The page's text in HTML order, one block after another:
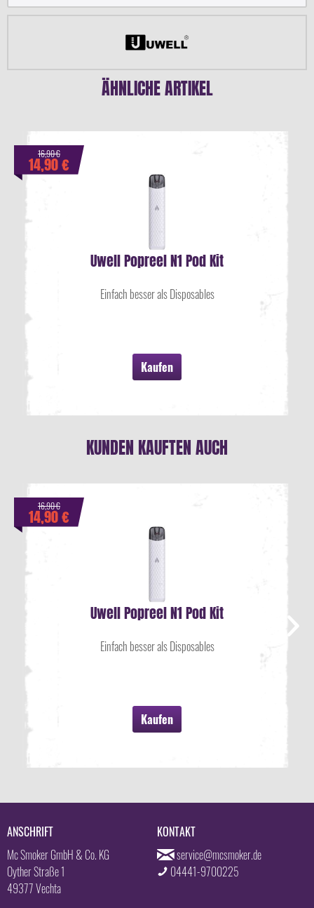
ÄHNLICHE ARTIKEL
Uwell Popreel N1 Pod Kit
Einfach besser als Disposables
Kaufen
14,90 €
16,90 €
KUNDEN KAUFTEN AUCH
Uwell Popreel N1 Pod Kit
Einfach besser als Disposables
Kaufen
14,90 €
16,90 €
ANSCHRIFT
Mc Smoker GmbH & Co. KG
Oyther Straße 1
49377 Vechta
KONTAKT
service@mcsmoker.de
04441-9700225